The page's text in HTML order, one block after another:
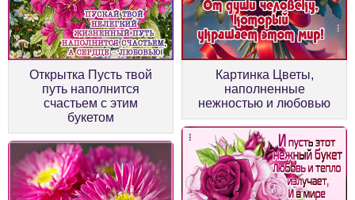
Открытка Пусть твой
путь наполнится
счастьем с этим
букетом
Картинка Цветы,
наполненные
нежностью и любовью